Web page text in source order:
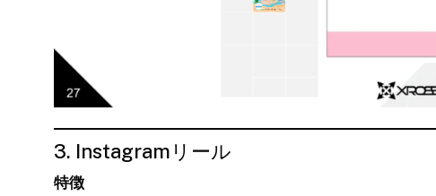
3. Instagramリール
特徴